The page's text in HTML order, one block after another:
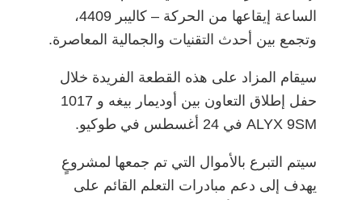
الساعة إيقاعها من الحركة – كاليبر 4409،
وتجمع بين أحدث التقنيات والجمالية المعاصرة.
سيقام المزاد على هذه القطعة الفريدة خلال
حفل إطلاق التعاون بين أوديمار بيغه و 1017
ALYX 9SM في 24 أغسطس في طوكيو.
سيتم التبرع بالأموال التي تم جمعها لمشروعٍ
يهدف إلى دعم مبادرات التعلم القائم على